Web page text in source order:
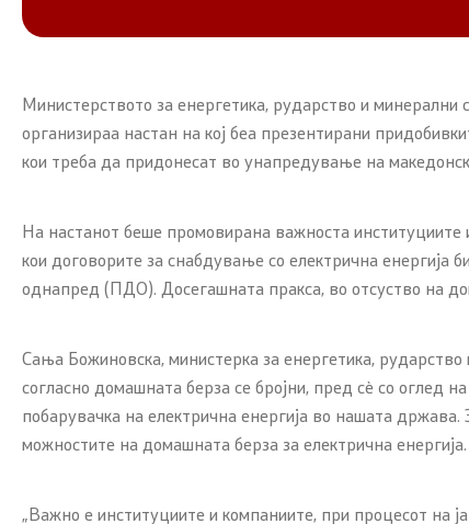
Министерството за енергетика, рударство и
организираа настан на кој беа презентирани
кои треба да придонесат во унапредување на
На настанот беше промовирана важноста институциите
кои договорите за снабдување со електрична
однапред (ПДО). Досегашната пракса, во отсуство на
Сања Божиновска, министерка за енергетика,
согласно домашната берза се бројни, пред сè со оглед
побарувачка на електрична енергија во нашата
можностите на домашната берза за електрична енергија.
„Важно е институциите и компаниите, при процесот на